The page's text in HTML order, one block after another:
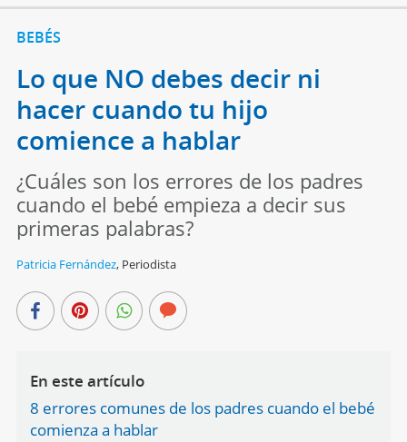
BEBÉS
Lo que NO debes decir ni
hacer cuando tu hijo
comience a hablar
¿Cuáles son los errores de los padres
cuando el bebé empieza a decir sus
primeras palabras?
Patricia Fernández, Periodista
En este artículo
8 errores comunes de los padres cuando el bebé
comienza a hablar